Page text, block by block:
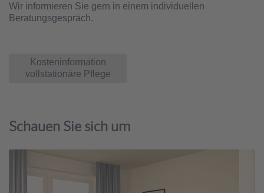
Wir informieren Sie gern in einem individuellen
Beratungsgespräch.
Kosteninformation
vollstationäre Pflege
Schauen Sie sich um